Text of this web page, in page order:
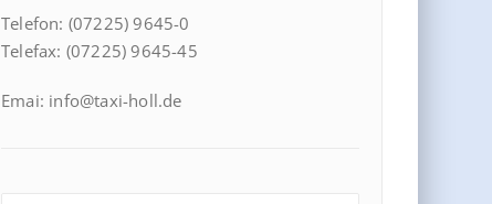
Telefon: (07225) 9645-0
Telefax: (07225) 9645-45
Emai: info@taxi-holl.de